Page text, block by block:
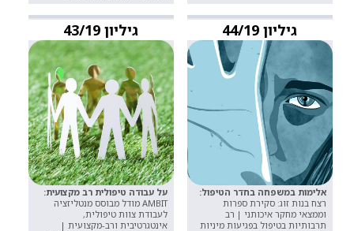
גיליון 44/19
אלימות במשפחה בחדר הטיפול:
רצח בנות זוג: סקירת ספרות
וממצאי מחקר איכותני | רב
תרבותיות בטיפול בפגיעות מיניות
גיליון 43/19
על עבודה טיפולית רב מקצועית:
AMBIT מודל מבוסס מנטליזציה
לעבודת צוות טיפולית,
אינטגרטיבית ורב-מקצועית |